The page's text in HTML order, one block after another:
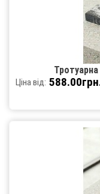
Ціна від: